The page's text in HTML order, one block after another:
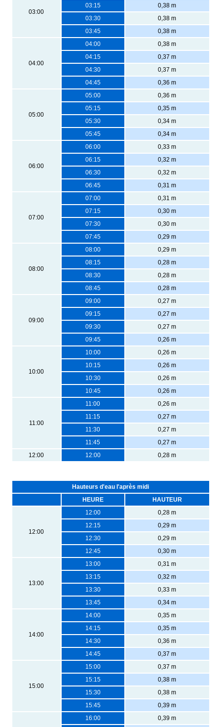
03:00
03:15
0,38 m
03:30
0,38 m
03:45
0,38 m
04:00
04:00
0,38 m
04:15
0,37 m
04:30
0,37 m
04:45
0,36 m
05:00
05:00
0,36 m
05:15
0,35 m
05:30
0,34 m
05:45
0,34 m
06:00
06:00
0,33 m
06:15
0,32 m
06:30
0,32 m
06:45
0,31 m
07:00
07:00
0,31 m
07:15
0,30 m
07:30
0,30 m
07:45
0,29 m
08:00
08:00
0,29 m
08:15
0,28 m
08:30
0,28 m
08:45
0,28 m
09:00
09:00
0,27 m
09:15
0,27 m
09:30
0,27 m
09:45
0,26 m
10:00
10:00
0,26 m
10:15
0,26 m
10:30
0,26 m
10:45
0,26 m
11:00
11:00
0,26 m
11:15
0,27 m
11:30
0,27 m
11:45
0,27 m
12:00
12:00 0,28 m
Hauteurs d'eau l'après midi
HEURE
HAUTEUR
12:00
12:00
0,28 m
12:15
0,29 m
12:30
0,29 m
12:45
0,30 m
13:00
13:00
0,31 m
13:15
0,32 m
13:30
0,33 m
13:45
0,34 m
14:00
14:00
0,35 m
14:15
0,35 m
14:30
0,36 m
14:45
0,37 m
15:00
15:00
0,37 m
15:15
0,38 m
15:30
0,38 m
15:45
0,39 m
16:00
0,39 m